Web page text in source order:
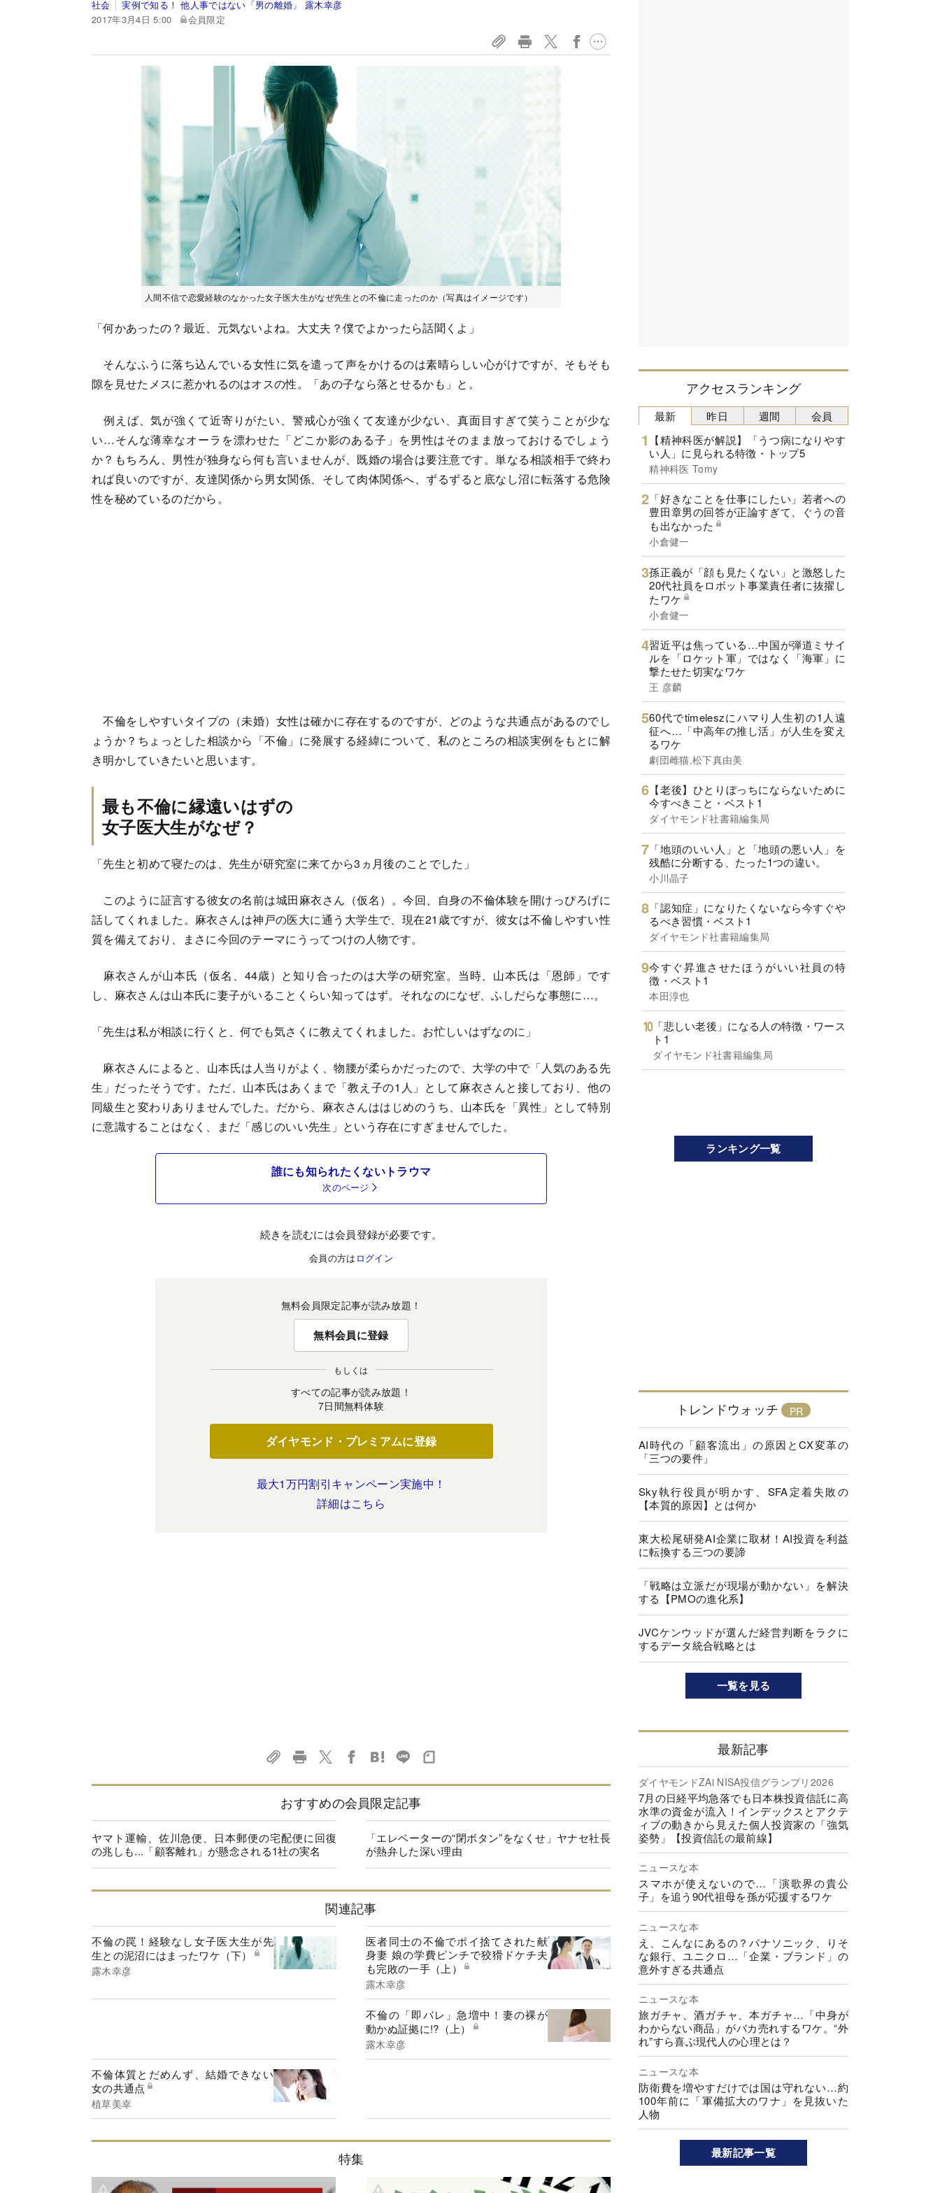
社会
実例で知る！ 他人事ではない「男の離婚」 露木幸彦
2017年3月4日 5:00
会員限定
人間不信で恋愛経験のなかった女子医大生がなぜ先生との不倫に走ったのか（写真はイメージです）
「何かあったの？最近、元気ないよね。大丈夫？僕でよかったら話聞くよ」
そんなふうに落ち込んでいる女性に気を遣って声をかけるのは素晴らしい心がけですが、そもそも
隙を見せたメスに惹かれるのはオスの性。「あの子なら落とせるかも」と。
例えば、気が強くて近寄りがたい、警戒心が強くて友達が少ない、真面目すぎて笑うことが少な
い…そんな薄幸なオーラを漂わせた「どこか影のある子」を男性はそのまま放っておけるでしょう
か？もちろん、男性が独身なら何も言いませんが、既婚の場合は要注意です。単なる相談相手で終わ
れば良いのですが、友達関係から男女関係、そして肉体関係へ、ずるずると底なし沼に転落する危険
性を秘めているのだから。
不倫をしやすいタイプの（未婚）女性は確かに存在するのですが、どのような共通点があるのでし
ょうか？ちょっとした相談から「不倫」に発展する経緯について、私のところの相談実例をもとに解
き明かしていきたいと思います。
最も不倫に縁遠いはずの
女子医大生がなぜ？
「先生と初めて寝たのは、先生が研究室に来てから3ヵ月後のことでした」
このように証言する彼女の名前は城田麻衣さん（仮名）。今回、自身の不倫体験を開けっぴろげに
話してくれました。麻衣さんは神戸の医大に通う大学生で、現在21歳ですが、彼女は不倫しやすい性
質を備えており、まさに今回のテーマにうってつけの人物です。
麻衣さんが山本氏（仮名、44歳）と知り合ったのは大学の研究室。当時、山本氏は「恩師」です
し、麻衣さんは山本氏に妻子がいることくらい知ってはず。それなのになぜ、ふしだらな事態に…。
「先生は私が相談に行くと、何でも気さくに教えてくれました。お忙しいはずなのに」
麻衣さんによると、山本氏は人当りがよく、物腰が柔らかだったので、大学の中で「人気のある先
生」だったそうです。ただ、山本氏はあくまで「教え子の1人」として麻衣さんと接しており、他の
同級生と変わりありませんでした。だから、麻衣さんははじめのうち、山本氏を「異性」として特別
に意識することはなく、まだ「感じのいい先生」という存在にすぎませんでした。
誰にも知られたくないトラウマ
次のページ
続きを読むには会員登録が必要です。
会員の方は ログイン
無料会員限定記事が読み放題！
無料会員に登録
もしくは
すべての記事が読み放題！
7日間無料体験
ダイヤモンド・プレミアムに登録
最大1万円割引キャンペーン実施中！
詳細はこちら
おすすめの会員限定記事
ヤマト運輸、佐川急便、日本郵便の宅配便に回復
の兆しも...「顧客離れ」が懸念される1社の実名
「エレベーターの“閉ボタン”をなくせ」ヤナセ社長
が熱弁した深い理由
関連記事
不倫の罠！経験なし女子医大生が先
生との泥沼にはまったワケ（下）
露木幸彦
医者同士の不倫でポイ捨てされた献
身妻 娘の学費ピンチで狡猾ドケチ夫
も完敗の一手（上）
露木幸彦
不倫の「即バレ」急増中！妻の裸が
動かぬ証拠に!?（上）
露木幸彦
不倫体質とだめんず、結婚できない
女の共通点
植草美幸
特集
アクセスランキング
最新
【精神科医が解説】「うつ病になりやす
い人」に見られる特徴・トップ5
精神科医 Tomy
「好きなことを仕事にしたい」若者への
豊田章男の回答が正論すぎて、ぐうの音
も出なかった
小倉健一
孫正義が「顔も見たくない」と激怒した
20代社員をロボット事業責任者に抜擢し
たワケ
小倉健一
習近平は焦っている…中国が弾道ミサイ
ルを「ロケット軍」ではなく「海軍」に
撃たせた切実なワケ
王 彦麟
60代でtimeleszにハマり人生初の1人遠
征へ…「中高年の推し活」が人生を変え
るワケ
劇団雌猫,松下真由美
【老後】ひとりぼっちにならないために
今すべきこと・ベスト1
ダイヤモンド社書籍編集局
「地頭のいい人」と「地頭の悪い人」を
残酷に分断する、たった1つの違い。
小川晶子
「認知症」になりたくないなら今すぐや
るべき習慣・ベスト1
ダイヤモンド社書籍編集局
今すぐ昇進させたほうがいい社員の特
徴・ベスト1
本田淳也
「悲しい老後」になる人の特徴・ワース
ト1
ダイヤモンド社書籍編集局
昨日 週間 会員
ランキング一覧
トレンドウォッチ
AI時代の「顧客流出」の原因とCX変革の
「三つの要件」
Sky執行役員が明かす、SFA定着失敗の
【本質的原因】とは何か
東大松尾研発AI企業に取材！AI投資を利益
に転換する三つの要諦
「戦略は立派だが現場が動かない」を解決
する【PMOの進化系】
JVCケンウッドが選んだ経営判断をラクに
するデータ統合戦略とは
一覧を見る
最新記事
ダイヤモンドZAi NISA投信グランプリ2026
7月の日経平均急落でも日本株投資信託に高
水準の資金が流入！インデックスとアクテ
ィブの動きから見えた個人投資家の「強気
姿勢」【投資信託の最前線】
ニュースな本
スマホが使えないので…「演歌界の貴公
子」を追う90代祖母を孫が応援するワケ
ニュースな本
え、こんなにあるの？パナソニック、りそ
な銀行、ユニクロ…「企業・ブランド」の
意外すぎる共通点
ニュースな本
旅ガチャ、酒ガチャ、本ガチャ…「中身が
わからない商品」がバカ売れするワケ。“外
れ”すら喜ぶ現代人の心理とは？
ニュースな本
防衛費を増やすだけでは国は守れない…約
100年前に「軍備拡大のワナ」を見抜いた
人物
最新記事一覧